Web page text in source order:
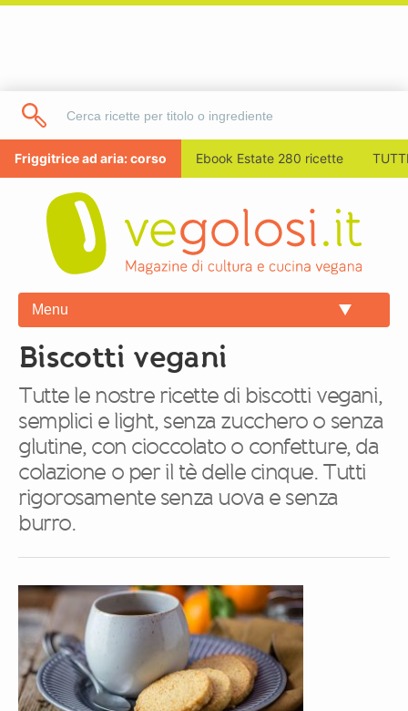
Friggitrice ad aria: corso Ebook Estate 280 ricette
Menu
Biscotti vegani
Tutte le nostre ricette di biscotti vegani,
semplici e light, senza zucchero o senza
glutine, con cioccolato o confetture, da
colazione o per il tè delle cinque. Tutti
rigorosamente senza uova e senza
burro.